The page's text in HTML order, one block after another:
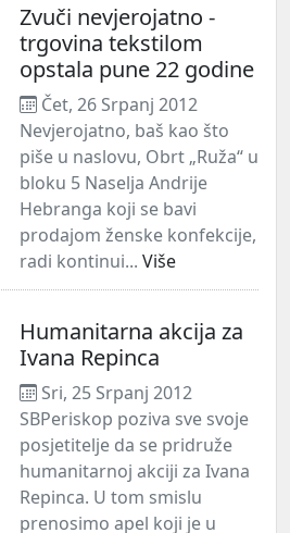
Zvuči nevjerojatno -
trgovina tekstilom
opstala pune 22 godine
Čet, 26 Srpanj 2012
Nevjerojatno, baš kao što
piše u naslovu, Obrt „Ruža“ u
bloku 5 Naselja Andrije
Hebranga koji se bavi
prodajom ženske konfekcije,
radi kontinui... Više
Humanitarna akcija za
Ivana Repinca
Sri, 25 Srpanj 2012
SBPeriskop poziva sve svoje
posjetitelje da se pridruže
humanitarnoj akciji za Ivana
Repinca. U tom smislu
prenosimo apel koji je u